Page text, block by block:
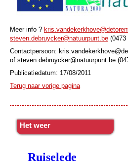
Meer info ?
steven.debruycker@natuurpunt.be (0473
Contactpersoon:
of steven.debruycker@natuurpunt.be
Publicatiedatum: 17/08/2011
Terug naar vorige pagina
Het weer